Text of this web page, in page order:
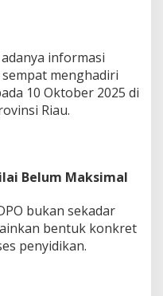
informasi
menghadiri
10 Oktober 2025 di
Riau.
Belum Maksimal
bukan sekadar
bentuk konkret
penyidikan.